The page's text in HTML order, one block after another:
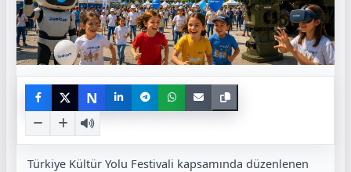
N
Türkiye Kültür Yolu Festivali kapsamında düzenlenen